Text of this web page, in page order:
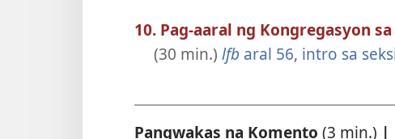
10. Pag-aaral ng Kongregasyon
(30 min.) lfb aral 56, intro sa
Pangwakas na Komento (3 min.) |